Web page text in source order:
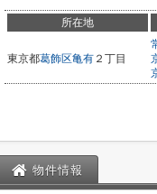
所在地
東京都葛飾区亀有 ２丁目
物件情報